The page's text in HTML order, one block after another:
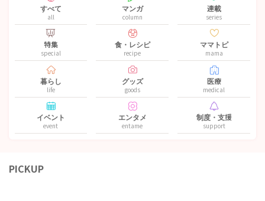
すべて
all
マンガ
column
連載
series
特集
special
食・レシピ
recipe
ママトピ
mama
暮らし
life
グッズ
goods
医療
medical
イベント
event
エンタメ
entame
制度・支援
support
PICKUP